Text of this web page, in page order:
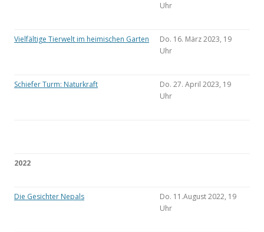
Uhr
Vielfältige Tierwelt im heimischen Garten
Do. 16. März 2023, 19
Uhr
Schiefer Turm: Naturkraft
Do. 27. April 2023, 19
Uhr
2022
Die Gesichter Nepals
Do. 11.August 2022, 19
Uhr